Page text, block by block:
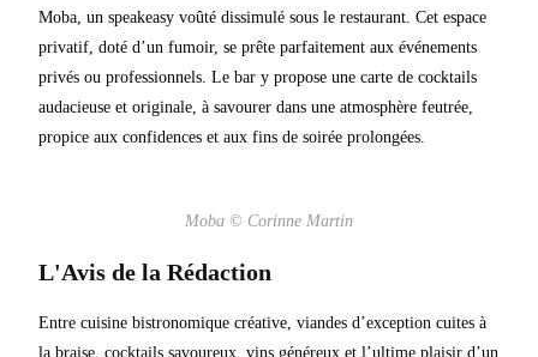
Moba, un speakeasy voûté dissimulé sous le restaurant. Cet espace
privatif, doté d’un fumoir, se prête parfaitement aux événements
privés ou professionnels. Le bar y propose une carte de cocktails
audacieuse et originale, à savourer dans une atmosphère feutrée,
propice aux confidences et aux fins de soirée prolongées.
Moba © Corinne Martin
L'Avis de la Rédaction
Entre cuisine bistronomique créative, viandes d’exception cuites à
la braise, cocktails savoureux, vins généreux et l’ultime plaisir d’un